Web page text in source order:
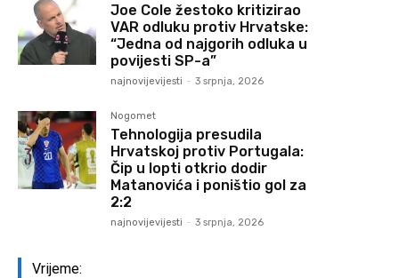
Joe Cole žestoko kritizirao
VAR odluku protiv Hrvatske:
“Jedna od najgorih odluka u
povijesti SP-a”
najnovijevijesti - 3 srpnja, 2026
Nogomet
Tehnologija presudila
Hrvatskoj protiv Portugala:
Čip u lopti otkrio dodir
Matanovića i poništio gol za
2:2
najnovijevijesti - 3 srpnja, 2026
Vrijeme: